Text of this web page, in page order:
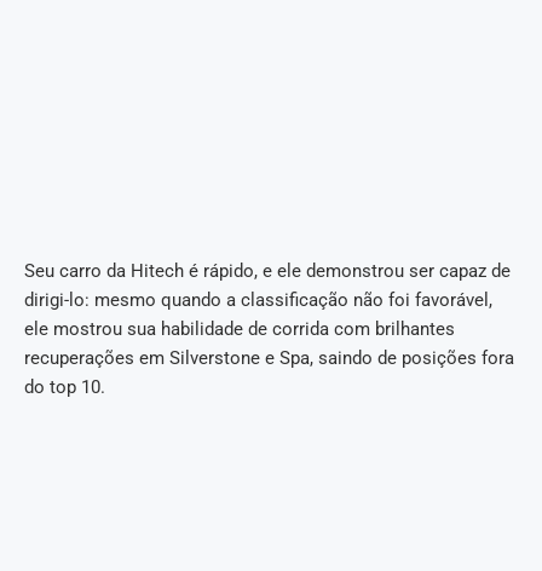
Seu carro da Hitech é rápido, e ele demonstrou ser capaz de
dirigi-lo: mesmo quando a classificação não foi favorável,
ele mostrou sua habilidade de corrida com brilhantes
recuperações em Silverstone e Spa, saindo de posições fora
do top 10.